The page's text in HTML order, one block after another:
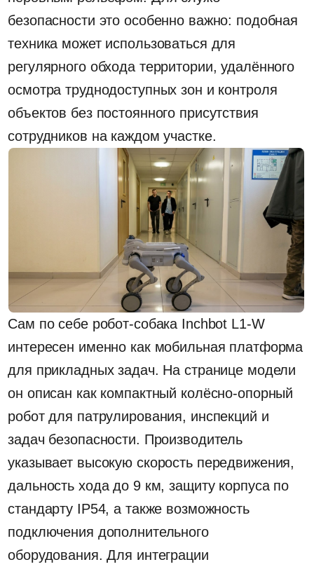
Сам по себе робот-собака Inchbot L1-W
интересен именно как мобильная платформа
он описан как компактный колёсно-опорный
робот для патрулирования, инспекций и
задач безопасности. Производитель
указывает высокую скорость передвижения,
дальность хода до 9 км, защиту корпуса по
стандарту IP54, а также возможность
подключения дополнительного
оборудования. Для интеграции
предусмотрены интерфейсы и поддержка
вторичной разработки, что делает платформу
не просто демонстрационной техникой, а
основой для специализированных решений.
Именно поэтому робот-собака Inchbot L1-W
рассматривается не только как средство
патрулирования, но и как перспективный
носитель полезной нагрузки. В ходе